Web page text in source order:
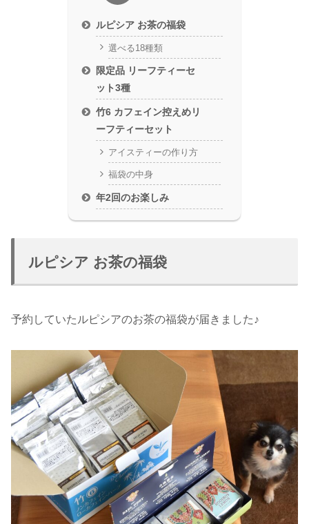
ルピシア お茶の福袋
選べる18種類
限定品 リーフティーセ
ット3種
竹6 カフェイン控えめリ
ーフティーセット
アイスティーの作り方
福袋の中身
年2回のお楽しみ
ルピシア お茶の福袋
予約していたルピシアのお茶の福袋が届きました♪